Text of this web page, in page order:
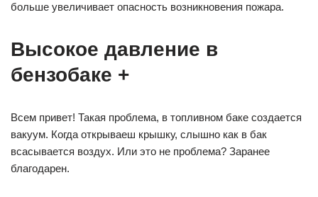
больше увеличивает опасность возникновения пожара.
Высокое давление в
бензобаке +
Всем привет! Такая проблема, в топливном баке создается
вакуум. Когда открываеш крышку, слышно как в бак
всасывается воздух. Или это не проблема? Заранее
благодарен.